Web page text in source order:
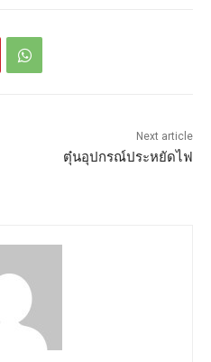
Next article
ตุ๋นอุปกรณ์ประหยัดไฟ